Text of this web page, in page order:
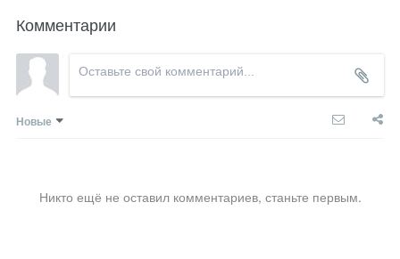
Комментарии
Новые
Никто ещё не оставил комментариев, станьте первым.